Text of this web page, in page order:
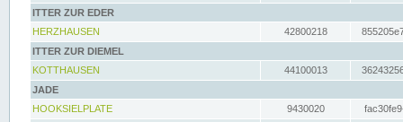
ITTER ZUR EDER
HERZHAUSEN
42800218
ITTER ZUR DIEMEL
KOTTHAUSEN
44100013
JADE
HOOKSIELPLATE
9430020